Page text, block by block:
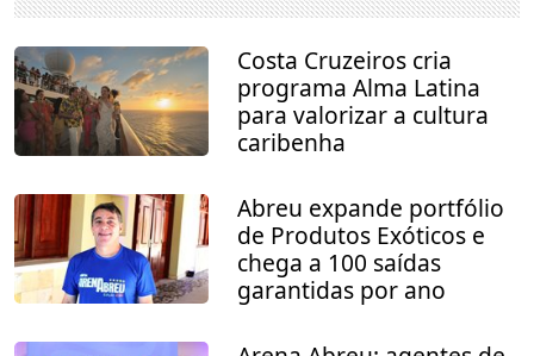
Costa Cruzeiros cria
programa Alma Latina
para valorizar a cultura
caribenha
Abreu expande portfólio
de Produtos Exóticos e
chega a 100 saídas
garantidas por ano